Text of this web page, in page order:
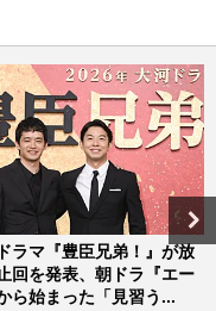
ラマ『豊臣兄弟！』が放
回を発表、朝ドラ『エー
ら始まった「見習う...